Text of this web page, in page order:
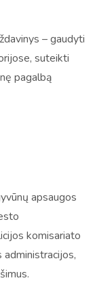
– gaudyti
suteikti
pagalbą
apsaugos
komisariato